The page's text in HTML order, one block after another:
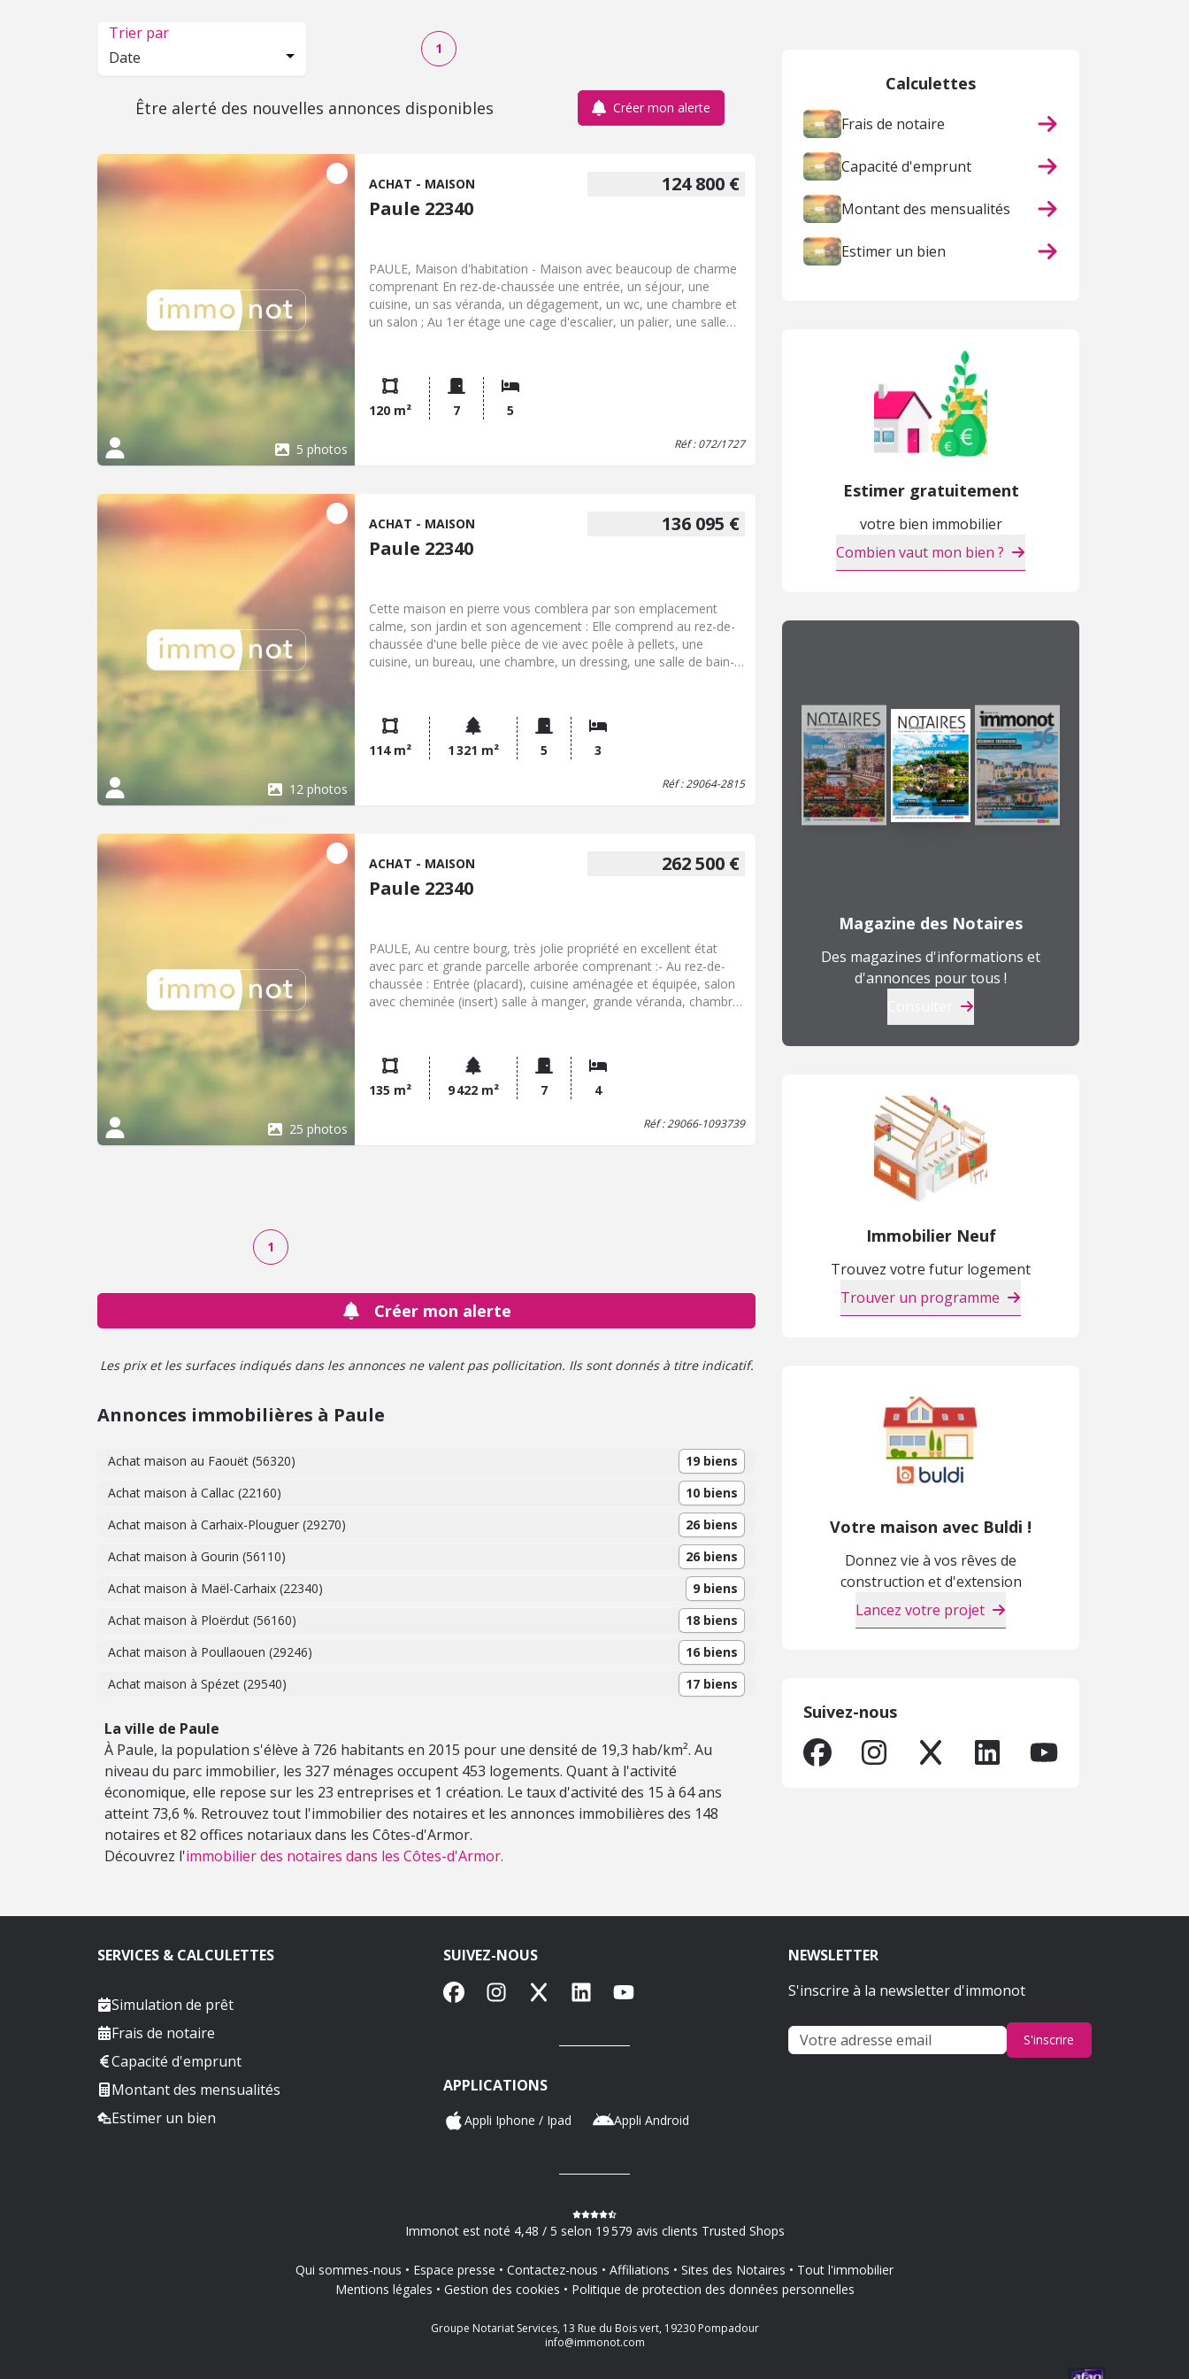
Trier par
Date
1
Être alerté des nouvelles annonces disponibles Créer mon alerte
5 photos
124 800 €
ACHAT - MAISON
Paule 22340
PAULE, Maison d'habitation - Maison avec beaucoup de charme
comprenant En rez-de-chaussée une entrée, un séjour, une
cuisine, un sas véranda, un dégagement, un wc, une chambre et
un salon ; Au 1er étage une cage d'escalier, un palier, une salle
consommation énergétique excessive : classe F => au 1/01/2028
si vente ou location : Obligation niveau de performance compris
entre A et E - Montant estimé des dépenses annuelles d'énergie
Négo Inclus : 124 800 € dont 4,00% Hon. Négo TTC charge acq.
120 m² 7 5
Réf : 072/1727
12 photos
136 095 €
ACHAT - MAISON
Paule 22340
Cette maison en pierre vous comblera par son emplacement
calme, son jardin et son agencement : Elle comprend au rez-de-
chaussée d'une belle pièce de vie avec poêle à pellets, une
cuisine, un bureau, une chambre, un dressing, une salle de bain-
Terrain de 1321 m² avec un abris de jardin.
114 m² 1 321 m² 5 3
Réf : 29064-2815
25 photos
262 500 €
ACHAT - MAISON
Paule 22340
PAULE, Au centre bourg, très jolie propriété en excellent état
avec parc et grande parcelle arborée comprenant :- Au rez-de-
chaussée : Entrée (placard), cuisine aménagée et équipée, salon
avec cheminée (insert) salle à manger, grande véranda, chambre,
garage et atelier. Jardin attenant.
135 m² 9 422 m² 7 4
Réf : 29066-1093739
1
Créer mon alerte
Les prix et les surfaces indiqués dans les annonces ne valent pas pollicitation. Ils sont donnés à titre indicatif.
Annonces immobilières à Paule
Achat maison au Faouët (56320)
19 biens
Achat maison à Callac (22160)
10 biens
Achat maison à Carhaix-Plouguer (29270)
26 biens
Achat maison à Gourin (56110)
26 biens
Achat maison à Maël-Carhaix (22340)
9 biens
Achat maison à Ploërdut (56160)
18 biens
Achat maison à Poullaouen (29246)
16 biens
Achat maison à Spézet (29540)
17 biens
La ville de Paule
À Paule, la population s'élève à 726 habitants en 2015 pour une densité de 19,3 hab/km². Au
niveau du parc immobilier, les 327 ménages occupent 453 logements. Quant à l'activité
économique, elle repose sur les 23 entreprises et 1 création. Le taux d'activité des 15 à 64 ans
atteint 73,6 %. Retrouvez tout l'immobilier des notaires et les annonces immobilières des 148
notaires et 82 offices notariaux dans les Côtes-d'Armor.
Découvrez l'immobilier des notaires dans les Côtes-d'Armor.
Calculettes
Frais de notaire
Capacité d'emprunt
Montant des mensualités
Estimer un bien
Estimer gratuitement
votre bien immobilier
Combien vaut mon bien ?
Magazine des Notaires
Des magazines d'informations et
d'annonces pour tous !
Immobilier Neuf
Trouvez votre futur logement
Trouver un programme
Votre maison avec Buldi !
Donnez vie à vos rêves de
construction et d'extension
Lancez votre projet
Suivez-nous
SERVICES & CALCULETTES
Simulation de prêt
Frais de notaire
Capacité d'emprunt
Montant des mensualités
Estimer un bien
SUIVEZ-NOUS
FacebookInstagram
X LinkedInYouTube
APPLICATIONS
Appli Iphone / Ipad Appli Android
NEWSLETTER
S'inscrire à la newsletter d'immonot
S'inscrire
Immonot est noté 4,48 / 5 selon 19 579 avis clients Trusted Shops
Qui sommes-nous Espace presse Contactez-nous Affiliations Sites des Notaires
Tout l'immobilier
Mentions légales
Gestion des cookies Politique de protection des données personnelles
Groupe Notariat Services, 13 Rue du Bois vert, 19230 Pompadour
info@immonot.com